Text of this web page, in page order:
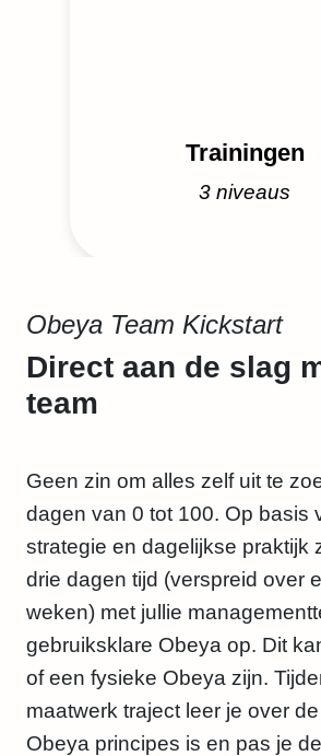
Trainingen
3 niveaus
Obeya Team Kickstart
Direct aan de slag
team
Geen zin om alles zelf uit te
dagen van 0 tot 100. Op basis
strategie en dagelijkse praktijk
drie dagen tijd (verspreid over
weken) met jullie
gebruiksklare Obeya op. Dit
of een fysieke Obeya zijn.
maatwerk traject leer je over
Obeya principes is en pas je